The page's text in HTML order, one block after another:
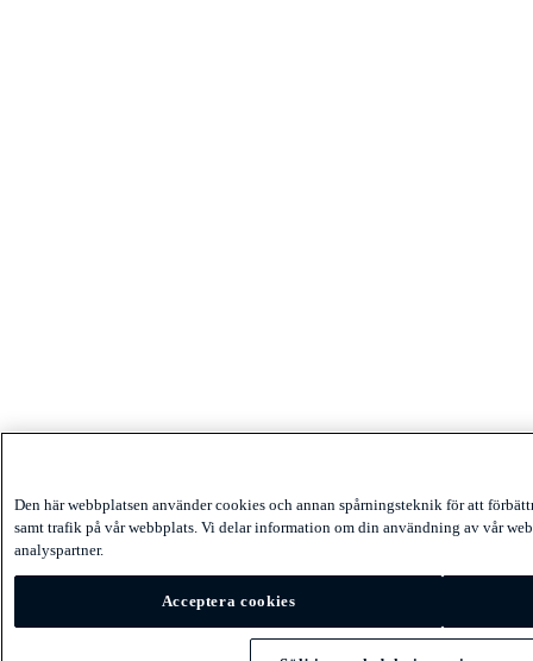
Den här webbplatsen använder cookies och annan spårningsteknik för att
samt trafik på vår webbplats. Vi delar information om din användning av vår
analyspartner.
Acceptera cookies